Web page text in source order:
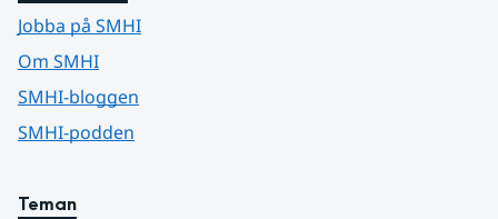
Jobba på SMHI
Om SMHI
SMHI-bloggen
SMHI-podden
Teman